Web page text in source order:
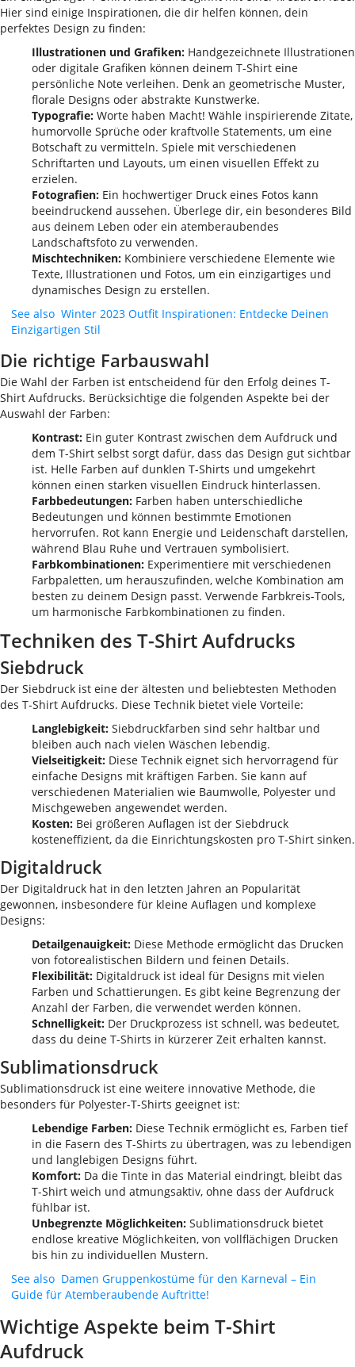
Hier sind einige Inspirationen, die dir helfen können, dein
perfektes Design zu finden:
Illustrationen und Grafiken: Handgezeichnete Illustrationen
oder digitale Grafiken können deinem T-Shirt eine
persönliche Note verleihen. Denk an geometrische Muster,
florale Designs oder abstrakte Kunstwerke.
Typografie: Worte haben Macht! Wähle inspirierende Zitate,
humorvolle Sprüche oder kraftvolle Statements, um eine
Botschaft zu vermitteln. Spiele mit verschiedenen
Schriftarten und Layouts, um einen visuellen Effekt zu
erzielen.
Fotografien: Ein hochwertiger Druck eines Fotos kann
beeindruckend aussehen. Überlege dir, ein besonderes Bild
aus deinem Leben oder ein atemberaubendes
Landschaftsfoto zu verwenden.
Mischtechniken: Kombiniere verschiedene Elemente wie
Texte, Illustrationen und Fotos, um ein einzigartiges und
dynamisches Design zu erstellen.
See also Winter 2023 Outfit Inspirationen: Entdecke Deinen
Einzigartigen Stil
Die richtige Farbauswahl
Die Wahl der Farben ist entscheidend für den Erfolg deines T-
Shirt Aufdrucks. Berücksichtige die folgenden Aspekte bei der
Auswahl der Farben:
Kontrast: Ein guter Kontrast zwischen dem Aufdruck und
dem T-Shirt selbst sorgt dafür, dass das Design gut sichtbar
ist. Helle Farben auf dunklen T-Shirts und umgekehrt
können einen starken visuellen Eindruck hinterlassen.
Farbbedeutungen: Farben haben unterschiedliche
Bedeutungen und können bestimmte Emotionen
hervorrufen. Rot kann Energie und Leidenschaft darstellen,
während Blau Ruhe und Vertrauen symbolisiert.
Farbkombinationen: Experimentiere mit verschiedenen
Farbpaletten, um herauszufinden, welche Kombination am
besten zu deinem Design passt. Verwende Farbkreis-Tools,
um harmonische Farbkombinationen zu finden.
Techniken des T-Shirt Aufdrucks
Siebdruck
Der Siebdruck ist eine der ältesten und beliebtesten Methoden
des T-Shirt Aufdrucks. Diese Technik bietet viele Vorteile:
Langlebigkeit: Siebdruckfarben sind sehr haltbar und
bleiben auch nach vielen Wäschen lebendig.
Vielseitigkeit: Diese Technik eignet sich hervorragend für
einfache Designs mit kräftigen Farben. Sie kann auf
verschiedenen Materialien wie Baumwolle, Polyester und
Mischgeweben angewendet werden.
Kosten: Bei größeren Auflagen ist der Siebdruck
kosteneffizient, da die Einrichtungskosten pro T-Shirt sinken.
Digitaldruck
Der Digitaldruck hat in den letzten Jahren an Popularität
gewonnen, insbesondere für kleine Auflagen und komplexe
Designs:
Detailgenauigkeit: Diese Methode ermöglicht das Drucken
von fotorealistischen Bildern und feinen Details.
Flexibilität: Digitaldruck ist ideal für Designs mit vielen
Farben und Schattierungen. Es gibt keine Begrenzung der
Anzahl der Farben, die verwendet werden können.
Schnelligkeit: Der Druckprozess ist schnell, was bedeutet,
dass du deine T-Shirts in kürzerer Zeit erhalten kannst.
Sublimationsdruck
Sublimationsdruck ist eine weitere innovative Methode, die
besonders für Polyester-T-Shirts geeignet ist:
Lebendige Farben: Diese Technik ermöglicht es, Farben tief
in die Fasern des T-Shirts zu übertragen, was zu lebendigen
und langlebigen Designs führt.
Komfort: Da die Tinte in das Material eindringt, bleibt das
T-Shirt weich und atmungsaktiv, ohne dass der Aufdruck
fühlbar ist.
Unbegrenzte Möglichkeiten: Sublimationsdruck bietet
endlose kreative Möglichkeiten, von vollflächigen Drucken
bis hin zu individuellen Mustern.
See also Damen Gruppenkostüme für den Karneval – Ein
Guide für Atemberaubende Auftritte!
Wichtige Aspekte beim T-Shirt
Aufdruck